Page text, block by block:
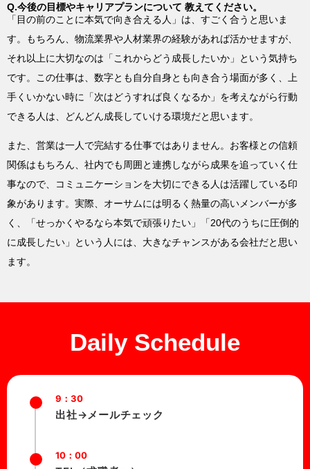
Q.今後の目標やキャリアプランについて 教えてください。
「目の前のことに本気で向き合える人」は、すごく合うと思いま
す。もちろん、物流業界や人材業界の経験があれば活かせますが、
それ以上に大切なのは「これからどう成長したいか」という気持ち
です。この仕事は、数字とも自分自身とも向き合う場面が多く、上
手くいかない時に「次はどうすれば良くなるか」を考えながら行動
できる人は、どんどん成長していける環境だと思います。
また、営業は一人で完結する仕事ではありません。お客様との信頼
関係はもちろん、社内でも周囲と連携しながら成果を追っていく仕
事なので、コミュニケーションを大切にできる人は活躍している印
象があります。実際、オーサムには明るく熱量の高いメンバーが多
く、「せっかくやるなら本気で頑張りたい」「20代のうちに圧倒的
に成長したい」という人には、大きなチャンスがある会社だと思い
ます。
Daily Schedule
9：30
出社→メールチェック
10：00